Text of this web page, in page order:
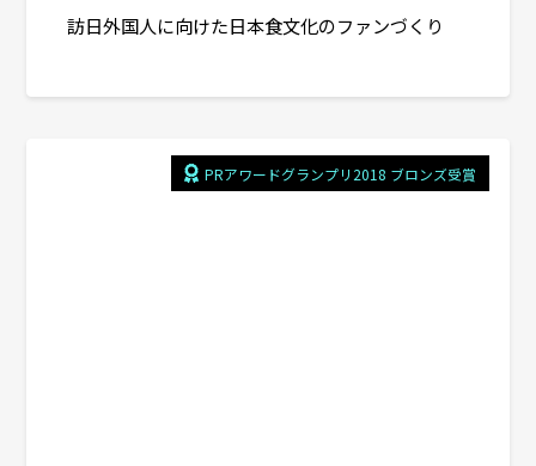
訪日外国人に向けた日本食文化のファンづくり
PRアワードグランプリ2018 ブロンズ受賞